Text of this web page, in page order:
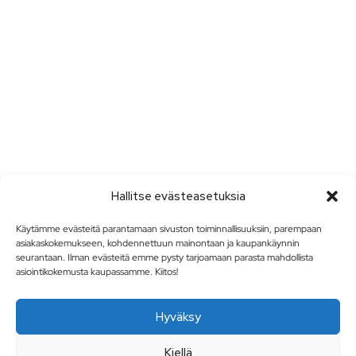
Hallitse evästeasetuksia
Käytämme evästeitä parantamaan sivuston toiminnallisuuksiin, parempaan
asiakaskokemukseen, kohdennettuun mainontaan ja kaupankäynnin
seurantaan. Ilman evästeitä emme pysty tarjoamaan parasta mahdollista
asiointikokemusta kaupassamme. Kiitos!
Hyväksy
Kiellä